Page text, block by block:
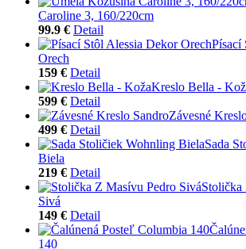
Caroline 3, 160/220cm
99.9 € Detail
Písací
Orech
159 € Detail
Kreslo Bella -
599 € Detail
Závesné
499 € Detail
Sada
Biela
219 € Detail
Stolička
Sivá
149 € Detail
140